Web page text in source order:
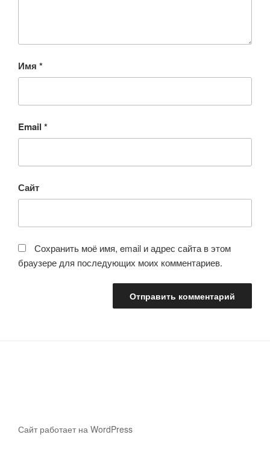
Имя *
Email *
Сайт
Сохранить моё имя, email и адрес сайта в этом
браузере для последующих моих комментариев.
Сайт работает на WordPress